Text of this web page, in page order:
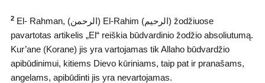
2El- Rahman, (ﺍﻟﺮﺣﻤﻦ) El-Rahim (ﺍﻟﺮﺣﻴﻢ) žodžiuose
pavartotas artikelis „El“ reiškia būdvardinio žodžio absoliutumą.
Kur’ane (Korane) jis yra vartojamas tik Allaho būdvardžio
apibūdinimui, kitiems Dievo kūriniams, taip pat ir pranašams,
angelams, apibūdinti jis yra nevartojamas.